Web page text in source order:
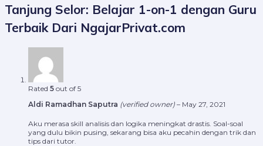
Tanjung Selor: Belajar 1-on-1 dengan Guru
Terbaik Dari NgajarPrivat.com
Rated 5 out of 5
Aldi Ramadhan Saputra (verified owner) – May 27, 2021
Aku merasa skill analisis dan logika meningkat drastis. Soal-soal
yang dulu bikin pusing, sekarang bisa aku pecahin dengan trik dan
tips dari tutor.